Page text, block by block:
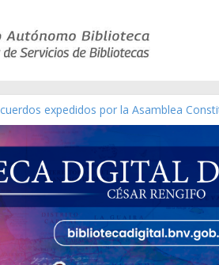
expedidos por la Asamblea
gráfico]
gráfico]
de Venezuela año CXXXIII Mes V,
de Modesta Bor